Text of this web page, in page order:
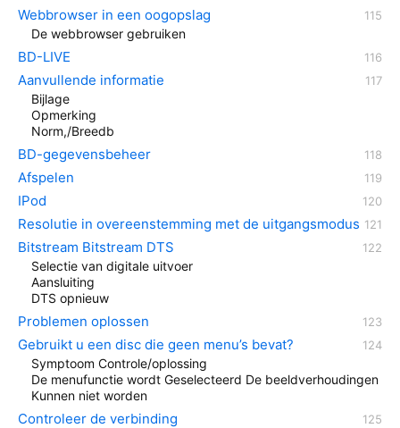
Webbrowser in een oogopslag
De webbrowser gebruiken
BD-LIVE
Aanvullende informatie
Bijlage
Opmerking
Norm,/Breedb
BD-gegevensbeheer
Afspelen
IPod
Resolutie in overeenstemming met de uitgangsmodus
Bitstream Bitstream DTS
Selectie van digitale uitvoer
Aansluiting
DTS opnieuw
Problemen oplossen
Gebruikt u een disc die geen menu’s bevat?
Symptoom Controle/oplossing
De menufunctie wordt Geselecteerd De beeldverhoudingen
Kunnen niet worden
Controleer de verbinding